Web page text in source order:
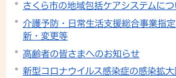
さくら市の地域包括ケアシステムにつ
介護予防・日常生活支援総合事業指
新・変更等
高齢者の皆さまへのお知らせ
新型コロナウイルス感染症の感染拡